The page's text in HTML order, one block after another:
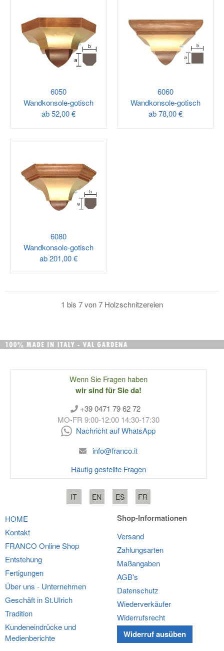
6050
Wandkonsole-gotisch
ab52,00 €
6060
Wandkonsole-gotisch
ab78,00 €
6080
Wandkonsole-gotisch
ab201,00 €
1 bis 7 von 7 Holzschnitzereien
Wenn Sie Fragen haben
wir sind für Sie da!
+39 0471 79 62 72
MO-FR 9:00-12:00 14:30-17:30
Nachricht auf WhatsApp
info@franco.it
Häufig gestellte Fragen
IT EN ES FR
HOME
Kontakt
FRANCO Online Shop
Entstehung
Fertigungen
Über uns - Unternehmen
Geschäft in St.Ulrich
Tradition
Kundeneindrücke und
Medienberichte
Shop-Informationen
Versand
Zahlungsarten
Maßangaben
AGB's
Datenschutz
Wiederverkäufer
Widerrufsrecht
Widerruf ausüben